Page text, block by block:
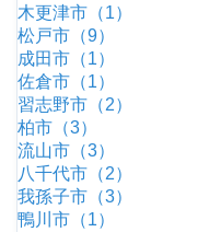
木更津市（1）
松戸市（9）
成田市（1）
佐倉市（1）
習志野市（2）
柏市（3）
流山市（3）
八千代市（2）
我孫子市（3）
鴨川市（1）